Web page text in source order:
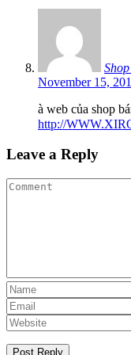
November 15,
à web của shop
http://
Leave a Reply